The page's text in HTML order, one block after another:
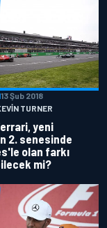
13 Şub 2018
TURNER
yeni
2. senesinde
olan farkı
mi?